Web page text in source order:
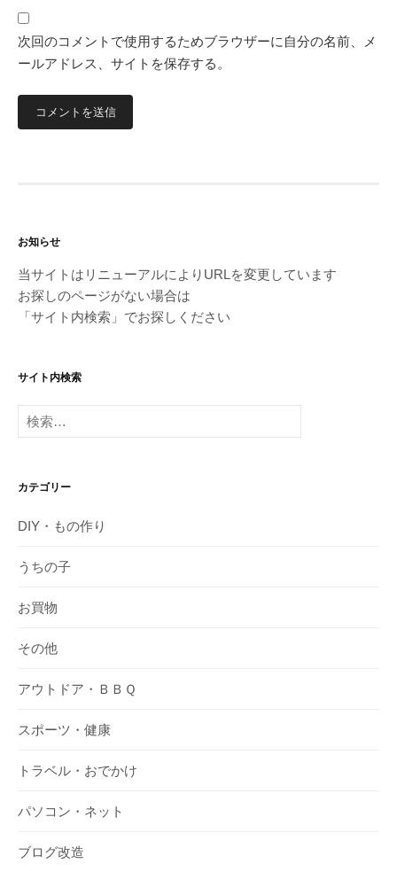
次回のコメントで使用するためブラウザーに自分の名前、メ
ールアドレス、サイトを保存する。
お知らせ
当サイトはリニューアルによりURLを変更しています
お探しのページがない場合は
「サイト内検索」でお探しください
サイト内検索
検
索:
カテゴリー
DIY・もの作り
うちの子
お買物
その他
アウトドア・ＢＢＱ
スポーツ・健康
トラベル・おでかけ
パソコン・ネット
ブログ改造